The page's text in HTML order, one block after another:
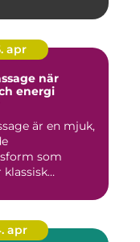
apr
när
energi
är en mjuk,
som
klassisk
apr